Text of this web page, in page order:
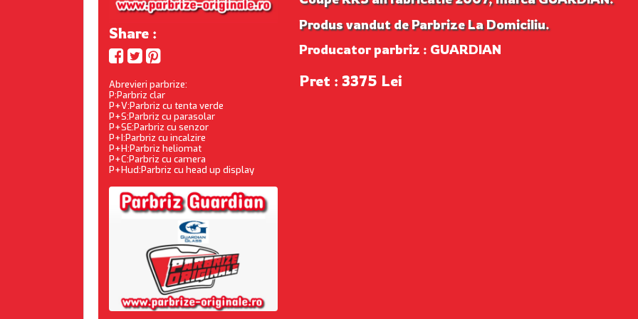
Share :
Abrevieri parbrize:
P:Parbriz clar
P+V:Parbriz cu tenta verde
P+S:Parbriz cu parasolar
P+SE:Parbriz cu senzor
P+I:Parbriz cu incalzire
P+H:Parbriz heliomat
P+C:Parbriz cu camera
P+Hud:Parbriz cu head up display
Produs vandut de Parbrize La Domiciliu.
Producator parbriz : GUARDIAN
Pret : 3375 Lei